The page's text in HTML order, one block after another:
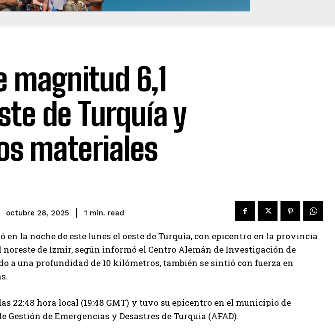
magnitud 6,1
de Turquía y
materiales
octubre 28, 2025 1 min. read
en la noche de este lunes el oeste de Turquía, con epicentro en la provincia
de Izmir, según informó el Centro Alemán de Investigación de
a una profundidad de 10 kilómetros, también se sintió con fuerza en
22:48 hora local (19:48 GMT) y tuvo su epicentro en el municipio de
Gestión de Emergencias y Desastres de Turquía (AFAD).